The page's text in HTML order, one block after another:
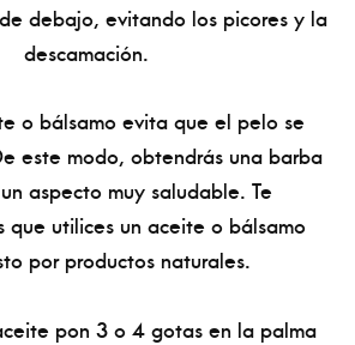
debajo, evitando los picores y la
descamación.
o bálsamo evita que el pelo se
este modo, obtendrás una barba
aspecto muy saludable. Te
que utilices un aceite o bálsamo
por productos naturales.
pon 3 o 4 gotas en la palma